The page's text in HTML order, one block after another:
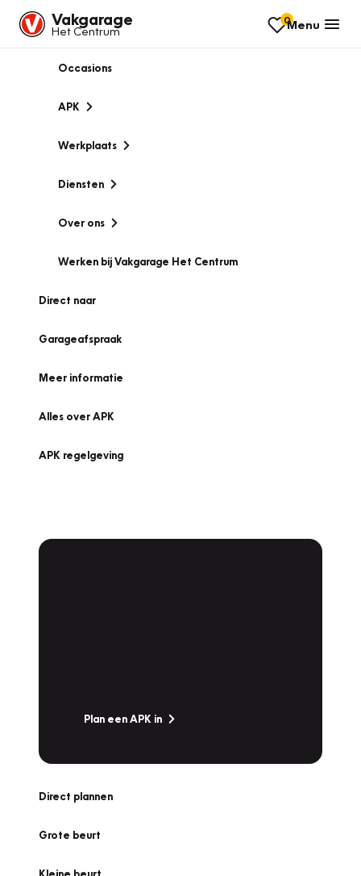
Vakgarage
Het Centrum
0Menu
Occasions
APK
Werkplaats
Diensten
Over ons
Werken bij Vakgarage Het Centrum
Direct naar
Garageafspraak
Meer informatie
Alles over APK
APK regelgeving
Plan een APK in
Direct plannen
Grote beurt